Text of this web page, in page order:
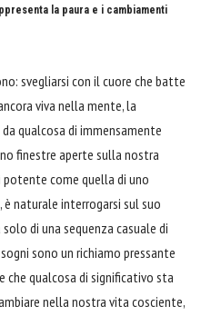
la paura e i cambiamenti
svegliarsi con il cuore che batte
viva nella mente, la
qualcosa di immensamente
finestre aperte sulla nostra
potente come quella di uno
naturale interrogarsi sul suo
di una sequenza casuale di
sono un richiamo pressante
che qualcosa di significativo sta
nella nostra vita cosciente,